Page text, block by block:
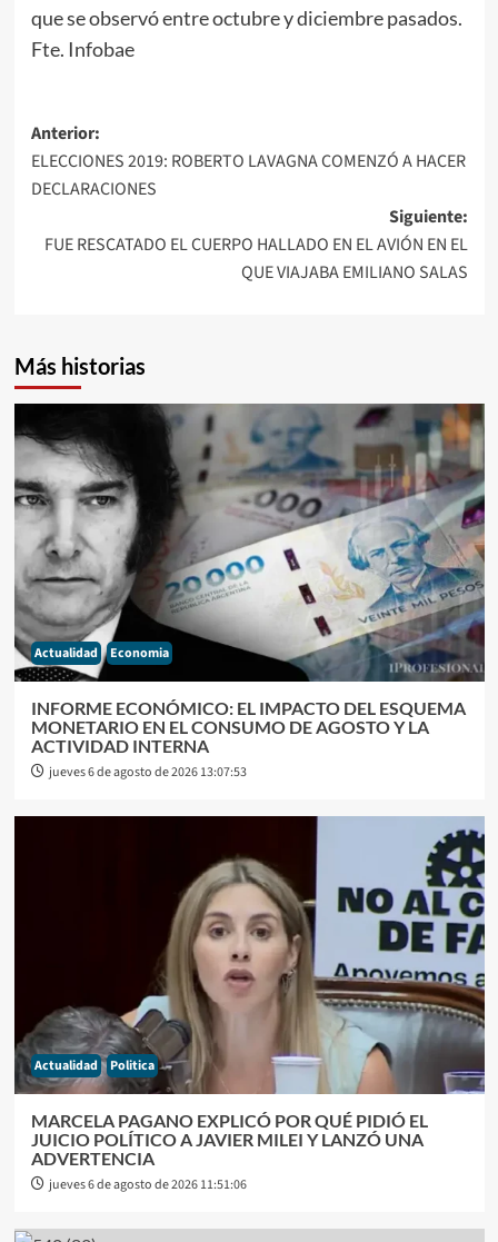
que se observó entre octubre y diciembre pasados.
Fte. Infobae
Navegación
de
Anterior:
ELECCIONES 2019: ROBERTO LAVAGNA COMENZÓ A HACER
DECLARACIONES
Siguiente:
FUE RESCATADO EL CUERPO HALLADO EN EL AVIÓN EN EL
QUE VIAJABA EMILIANO SALAS
Más historias
Actualidad Economia
INFORME ECONÓMICO: EL IMPACTO DEL ESQUEMA
MONETARIO EN EL CONSUMO DE AGOSTO Y LA
ACTIVIDAD INTERNA
jueves 6 de agosto de 2026 13:07:53
Actualidad Politica
MARCELA PAGANO EXPLICÓ POR QUÉ PIDIÓ EL
JUICIO POLÍTICO A JAVIER MILEI Y LANZÓ UNA
ADVERTENCIA
jueves 6 de agosto de 2026 11:51:06